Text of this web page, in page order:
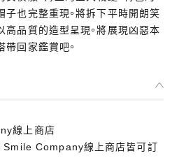
子也完整重現。將拆下平時開朗笑
高品質的造型呈現。將展現凶惡本
回家鑑賞吧。
線上商店
Smile Company線上商店皆可訂